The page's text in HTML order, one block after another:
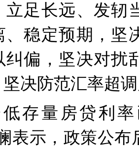
立足长远、发轫
、稳定预期，坚
纠偏，坚决对扰
决防范汇率超
量房贷利率
表示，政策公布